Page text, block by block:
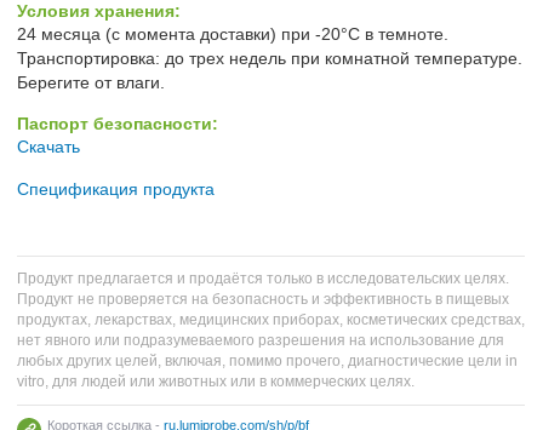
Условия хранения:
24 месяца (с момента доставки) при -20°C в темноте.
Транспортировка: до трех недель при комнатной температуре.
Берегите от влаги.
Паспорт безопасности:
Скачать
Спецификация продукта
Продукт предлагается и продаётся только в исследовательских целях.
Продукт не проверяется на безопасность и эффективность в пищевых
продуктах, лекарствах, медицинских приборах, косметических средствах,
нет явного или подразумеваемого разрешения на использование для
любых других целей, включая, помимо прочего, диагностические цели in
vitro, для людей или животных или в коммерческих целях.
Короткая ссылка - ru.lumiprobe.com/sh/p/bf